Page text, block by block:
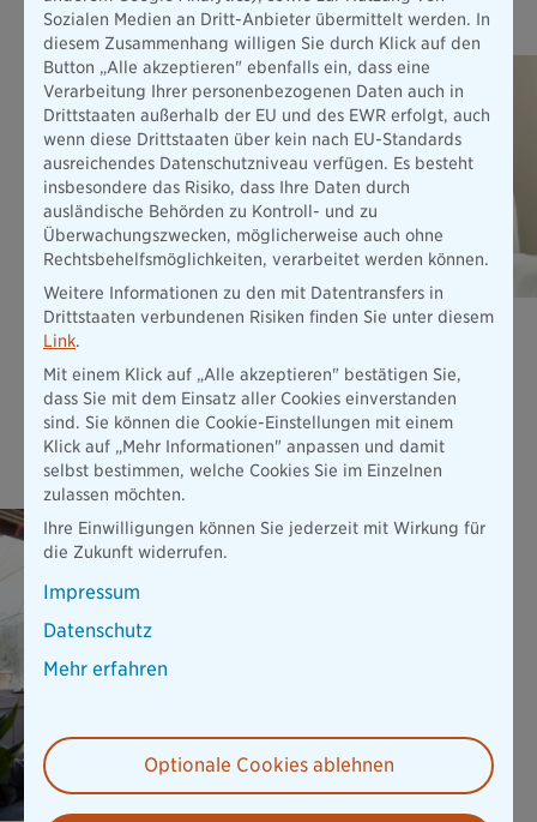
Unfallversicherung ExistenzBudget
ExistenzBudget in einer Höhe von bis zu 10 Mio. € nach
einem Unfall - und das schon ab 9,41 € pro Monat.
Mehr erfahren
Elementar­versicherung
Sozialen Medien an Dritt-Anbieter übermittelt werden. In
diesem Zusammenhang willigen Sie durch Klick auf den
Button „Alle akzeptieren" ebenfalls ein, dass eine
Verarbeitung Ihrer personenbezogenen Daten auch in
Drittstaaten außerhalb der EU und des EWR erfolgt, auch
wenn diese Drittstaaten über kein nach EU-Standards
ausreichendes Datenschutzniveau verfügen. Es besteht
insbesondere das Risiko, dass Ihre Daten durch
ausländische Behörden zu Kontroll- und zu
Überwachungszwecken, möglicherweise auch ohne
Rechtsbehelfsmöglichkeiten, verarbeitet werden können.
Weitere Informationen zu den mit Datentransfers in
Drittstaaten verbundenen Risiken finden Sie unter diesem
Link.
Mit einem Klick auf „Alle akzeptieren" bestätigen Sie,
dass Sie mit dem Einsatz aller Cookies einverstanden
sind. Sie können die Cookie-Einstellungen mit einem
Klick auf „Mehr Informationen" anpassen und damit
selbst bestimmen, welche Cookies Sie im Einzelnen
zulassen möchten.
Ihre Einwilligungen können Sie jederzeit mit Wirkung für
die Zukunft widerrufen.
Impressum
Datenschutz
Mehr erfahren
Optionale Cookies ablehnen